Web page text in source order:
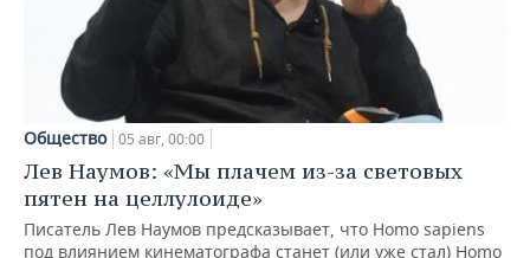
Общество 05 авг, 00:00
Лев Наумов: «Мы плачем из-за световых
пятен на целлулоиде»
Писатель Лев Наумов предсказывает, что Homo sapiens
под влиянием кинематографа станет (или уже стал) Homo